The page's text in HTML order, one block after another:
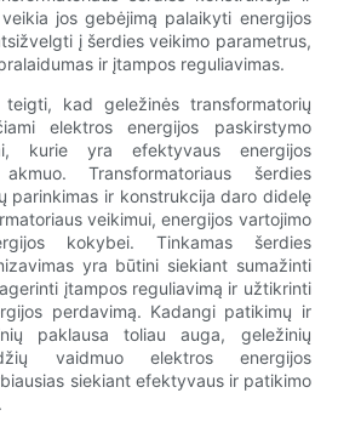
jos gebėjimą palaikyti energijos
į šerdies veikimo parametrus,
ir įtampos reguliavimas.
teigti, kad geležinės transformatorių
elektros energijos paskirstymo
kurie yra efektyvaus energijos
Transformatoriaus šerdies
parinkimas ir konstrukcija daro didelę
veikimui, energijos vartojimo
kokybei. Tinkamas šerdies
yra būtini siekiant sumažinti
įtampos reguliavimą ir užtikrinti
perdavimą. Kadangi patikimų ir
paklausa toliau auga, geležinių
vaidmuo elektros energijos
siekiant efektyvaus ir patikimo